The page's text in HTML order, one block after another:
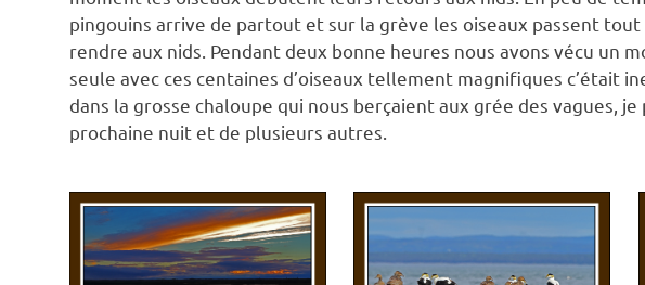
pingouins arrive de partout et sur la grève les oiseaux passent
rendre aux nids. Pendant deux bonne heures nous avons vécu un
seule avec ces centaines d’oiseaux tellement magnifiques c’était
dans la grosse chaloupe qui nous berçaient aux grée des vagues,
prochaine nuit et de plusieurs autres.